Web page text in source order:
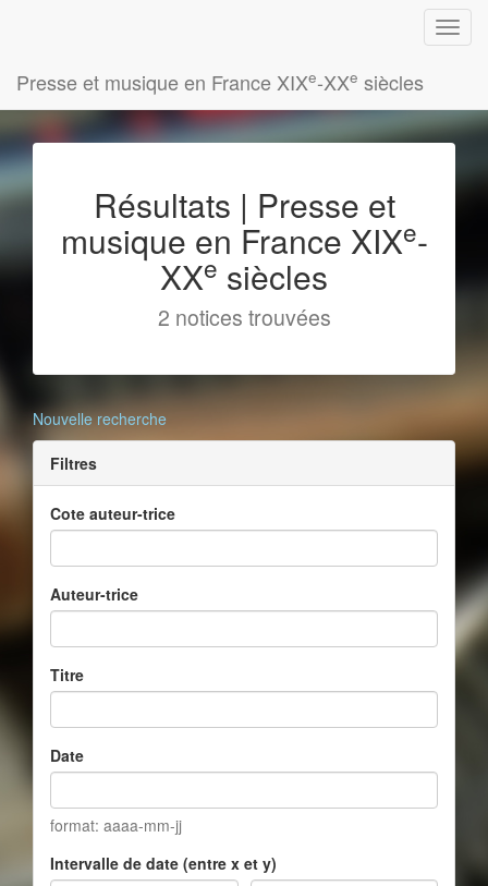
Presse et musique en France XIXe-XXe siècles
Résultats | Presse et
musique en France XIXe-
XXe siècles
2 notices trouvées
Nouvelle recherche
Filtres
Cote auteur-trice
Auteur-trice
Titre
Date
format: aaaa-mm-jj
Intervalle de date (entre x et y)